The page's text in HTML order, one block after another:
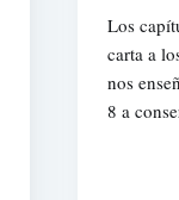
Los
carta a
nos
8 a